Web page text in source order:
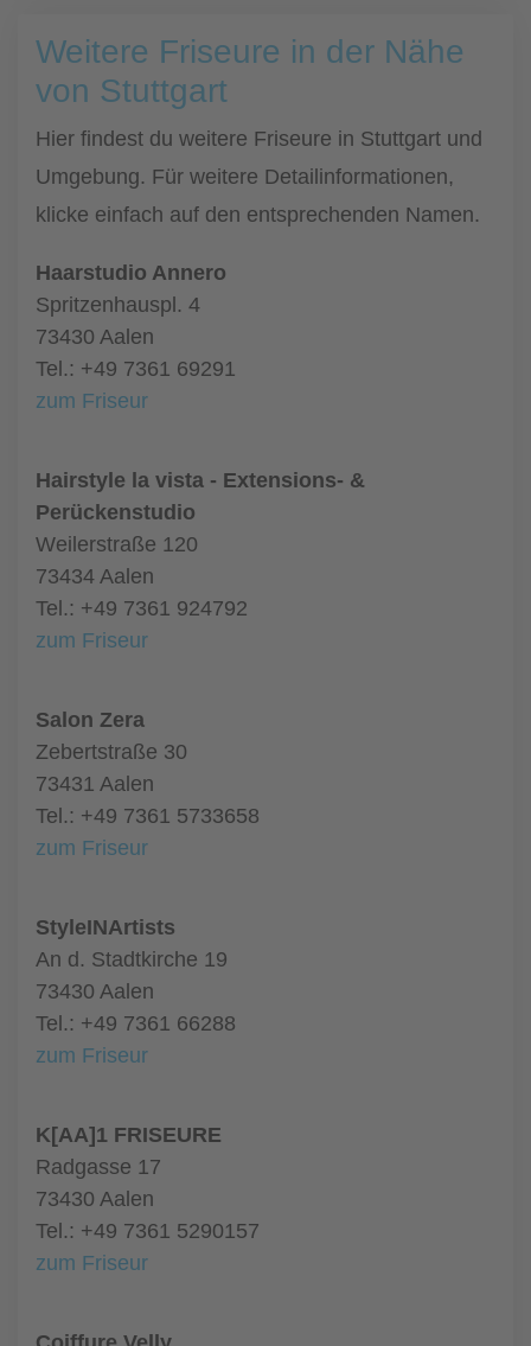
Weitere Friseure in der Nähe
von Stuttgart
Hier findest du weitere Friseure in Stuttgart und
Umgebung. Für weitere Detailinformationen,
klicke einfach auf den entsprechenden Namen.
Haarstudio Annero
Spritzenhauspl. 4
73430 Aalen
Tel.: +49 7361 69291
zum Friseur
Hairstyle la vista - Extensions- &
Perückenstudio
Weilerstraße 120
73434 Aalen
Tel.: +49 7361 924792
zum Friseur
Salon Zera
Zebertstraße 30
73431 Aalen
Tel.: +49 7361 5733658
zum Friseur
StyleINArtists
An d. Stadtkirche 19
73430 Aalen
Tel.: +49 7361 66288
zum Friseur
K[AA]1 FRISEURE
Radgasse 17
73430 Aalen
Tel.: +49 7361 5290157
zum Friseur